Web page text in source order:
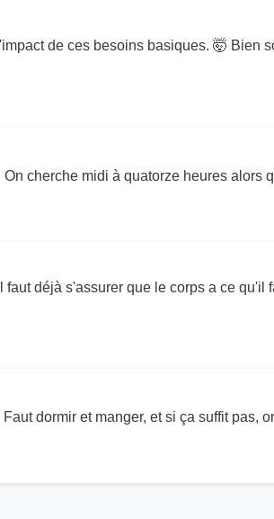
de ces besoins basiques. 🤯
cherche midi à quatorze heures alors
déjà s'assurer que le corps a ce
dormir et manger, et si ça suffit pas,